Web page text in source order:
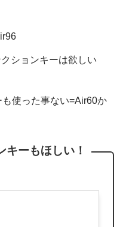
ションキーは欲しい
使った事ない=Air60か
キーもほしい！